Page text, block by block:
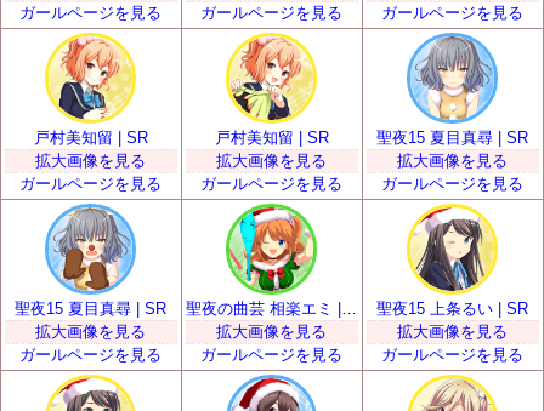
ガールページを見る
ガールページを見る
ガールページを見る
戸村美知留 | SR
拡大画像を見る
ガールページを見る
戸村美知留 | SR
拡大画像を見る
ガールページを見る
聖夜15 夏目真尋 | SR
拡大画像を見る
ガールページを見る
聖夜15 夏目真尋 | SR
拡大画像を見る
ガールページを見る
聖夜の曲芸 相楽エミ | SR
拡大画像を見る
ガールページを見る
聖夜15 上条るい | SR
拡大画像を見る
ガールページを見る